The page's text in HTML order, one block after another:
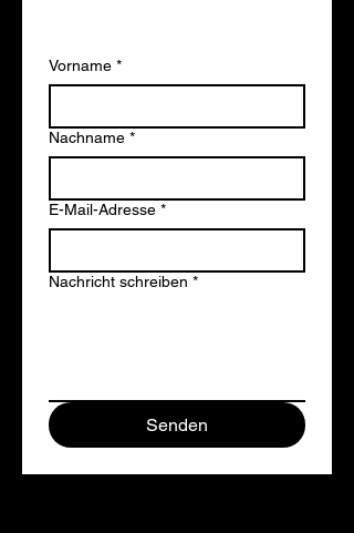
Vorname *
Nachname *
E-Mail-Adresse *
Nachricht schreiben *
Senden